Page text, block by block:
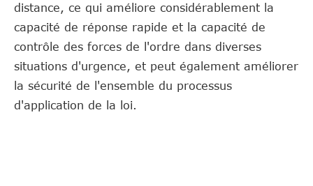
distance, ce qui améliore considérablement la
capacité de réponse rapide et la capacité de
contrôle des forces de l'ordre dans diverses
situations d'urgence, et peut également améliorer
la sécurité de l'ensemble du processus
d'application de la loi.